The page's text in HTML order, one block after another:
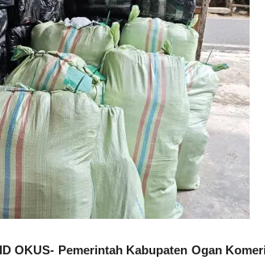
OKUS- Pemerintah Kabupaten Ogan